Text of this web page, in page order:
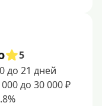
5
до 21 дней
000 до 30 000 ₽